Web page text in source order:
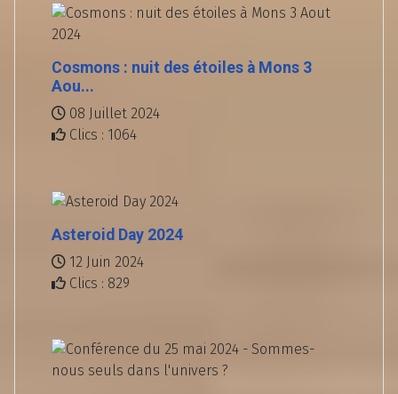
Cosmons : nuit des étoiles à Mons 3
Aou...
08 Juillet 2024
Clics : 1064
Asteroid Day 2024
12 Juin 2024
Clics : 829